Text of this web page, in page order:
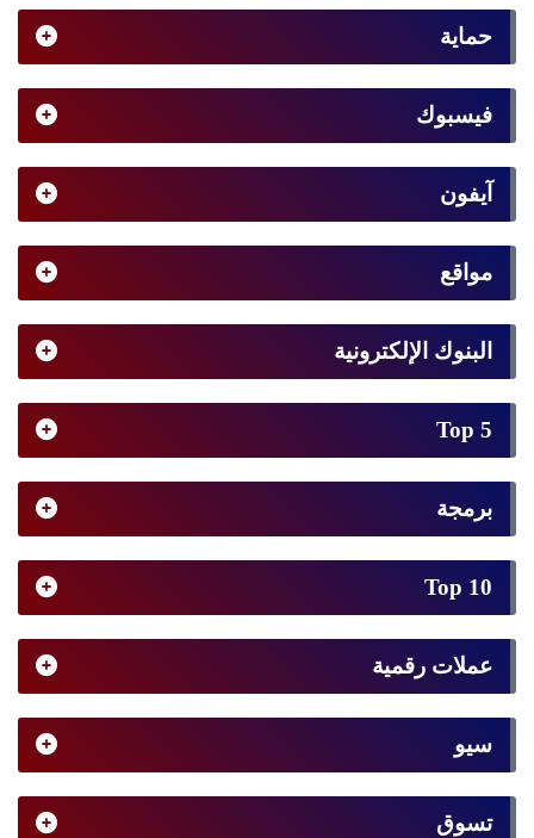
حماية
فيسبوك
آيفون
مواقع
البنوك الإلكترونية
Top 5
برمجة
Top 10
عملات رقمية
سيو
تسوق